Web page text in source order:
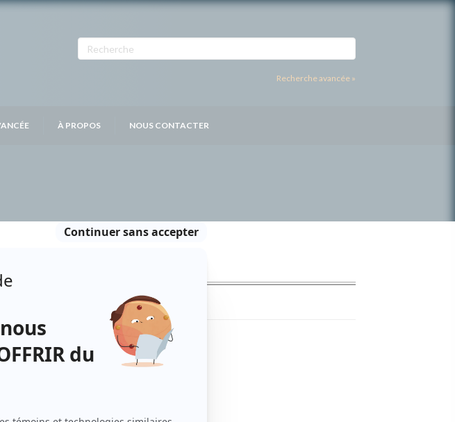
Recherche avancée »
À PROPOS NOUS CONTACTER